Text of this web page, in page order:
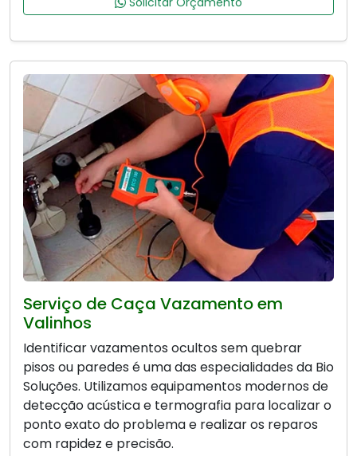
Serviço de Caça Vazamento em
Valinhos
Identificar vazamentos ocultos sem quebrar
pisos ou paredes é uma das especialidades da Bio
Soluções. Utilizamos equipamentos modernos de
detecção acústica e termografia para localizar o
ponto exato do problema e realizar os reparos
com rapidez e precisão.